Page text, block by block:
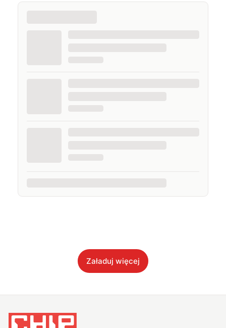
Załaduj więcej